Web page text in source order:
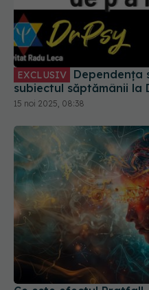
EXCLUSIV
subiectul săptămânii la
15 noi 2025, 08:38